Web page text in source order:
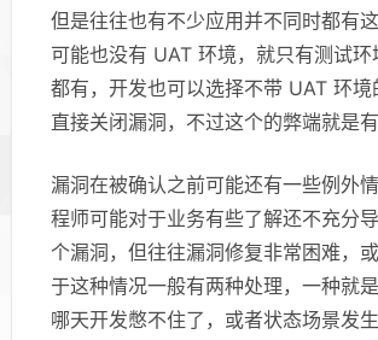
但是往往也有不少应用并不同时都有
可能也没有 UAT 环境，就只有测试
都有，开发也可以选择不带 UAT 环
直接关闭漏洞，不过这个的弊端就是
漏洞在被确认之前可能还有一些例外
程师可能对于业务有些了解还不充分
个漏洞，但往往漏洞修复非常困难，
于这种情况一般有两种处理，一种就
哪天开发憋不住了，或者状态场景发